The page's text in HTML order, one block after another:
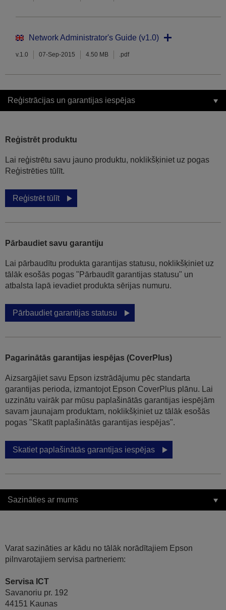
Network Administrator's Guide (v1.0)
v.1.0 07-Sep-2015 4.50 MB .pdf
Reģistrācijas un garantijas iespējas
Reģistrēt produktu
Lai reģistrētu savu jauno produktu, noklikšķiniet uz pogas
Reģistrēties tūlīt.
Reģistrēt tūlīt
Pārbaudiet savu garantiju
Lai pārbaudītu produkta garantijas statusu, noklikšķiniet uz
tālāk esošās pogas "Pārbaudīt garantijas statusu" un
atbalsta lapā ievadiet produkta sērijas numuru.
Pārbaudiet garantijas statusu
Pagarinātās garantijas iespējas (CoverPlus)
Aizsargājiet savu Epson izstrādājumu pēc standarta
garantijas perioda, izmantojot Epson CoverPlus plānu. Lai
uzzinātu vairāk par mūsu paplašinātās garantijas iespējām
savam jaunajam produktam, noklikšķiniet uz tālāk esošās
pogas "Skatīt paplašinātās garantijas iespējas".
Skatiet paplašinātās garantijas iespējas
Sazināties ar mums
Varat sazināties ar kādu no tālāk norādītajiem Epson
pilnvarotajiem servisa partneriem:
Servisa ICT
Savanoriu pr. 192
44151 Kaunas